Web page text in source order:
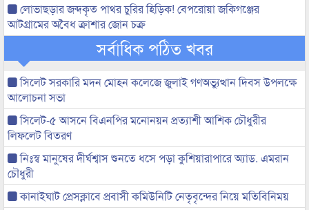
লোভাছড়ার জব্দকৃত পাথর চুরির হিড়িক! বেপরোয়া জকিগঞ্জের
আটগ্রামের অবৈধ ক্রাশার জোন চক্র
সর্বাধিক পঠিত খবর
সিলেট সরকারি মদন মোহন কলেজে জুলাই গণঅভ্যুত্থান দিবস উপলক্ষে
আলোচনা সভা
সিলেট-৫ আসনে বিএনপির মনোনয়ন প্রত্যাশী আশিক চৌধুরীর
লিফলেট বিতরণ
নিঃস্ব মানুষের দীর্ঘশ্বাস শুনতে ধসে পড়া কুশিয়ারাপারে অ্যাড. এমরান
চৌধুরী
কানাইঘাট প্রেসক্লাবে প্রবাসী কমিউনিটি নেতৃবৃন্দের নিয়ে মতিবিনিময়